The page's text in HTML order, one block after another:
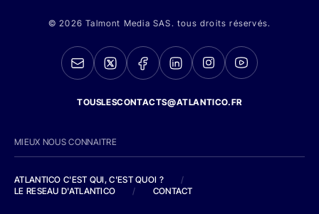
© 2026 Talmont Media SAS. tous droits réservés.
TOUSLESCONTACTS@ATLANTICO.FR
MIEUX NOUS CONNAITRE
ATLANTICO C'EST QUI, C'EST QUOI ?
/
LE RESEAU D'ATLANTICO
/ CONTACT